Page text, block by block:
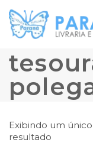
Exibindo um único
resultado